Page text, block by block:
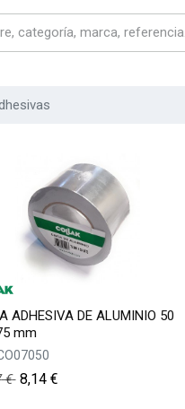
ADHESIVA DE ALUMINIO 50
mm
€ 8,14€